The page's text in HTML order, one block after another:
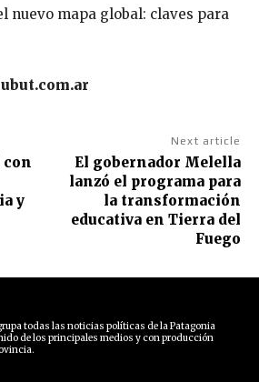
nuevo mapa global: claves para
y
Next article
El gobernador Melella
lanzó el programa para
la transformación
educativa en Tierra del
Fuego
todas las noticias políticas de la Patagonia
de los principales medios y con producción